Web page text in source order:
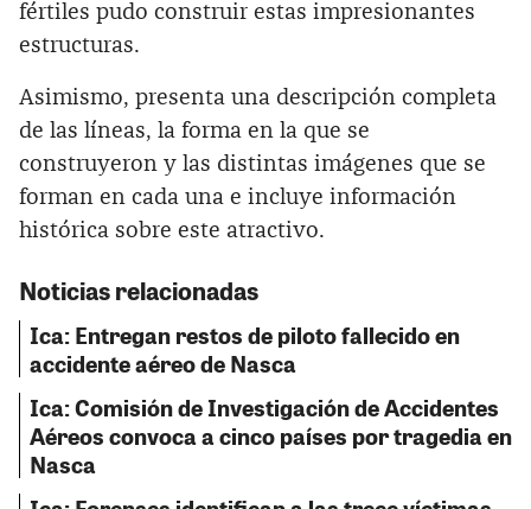
fértiles pudo construir estas impresionantes
estructuras.
Asimismo, presenta una descripción completa
de las líneas, la forma en la que se
construyeron y las distintas imágenes que se
forman en cada una e incluye información
histórica sobre este atractivo.
Noticias relacionadas
Ica: Entregan restos de piloto fallecido en
accidente aéreo de Nasca
Ica: Comisión de Investigación de Accidentes
Aéreos convoca a cinco países por tragedia en
Nasca